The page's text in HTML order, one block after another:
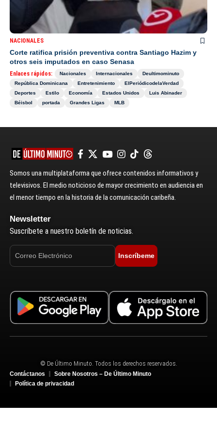
NACIONALES
Corte ratifica prisión preventiva contra Santiago Hazim y
otros seis imputados en caso Senasa
Enlaces rápidos: Nacionales Internacionales
Deultimominuto
República Dominicana
Entretenimiento
ElPeriódicodelaVerdad
Deportes
Estilo Economía Estados Unidos
Luis Abinader
Béisbol
portada Grandes Ligas MLB
Somos una multiplataforma que ofrece contenidos informativos y
televisivos. El medio noticioso de mayor crecimiento en audiencia en
el menor tiempo en la historia de la comunicación caribeña.
Newsletter
Suscríbete a nuestro boletín de noticias.
Inscríbeme
© De Último Minuto. Todos los derechos reservados.
Contáctanos
Sobre Nosotros – De Último Minuto
Política de privacidad